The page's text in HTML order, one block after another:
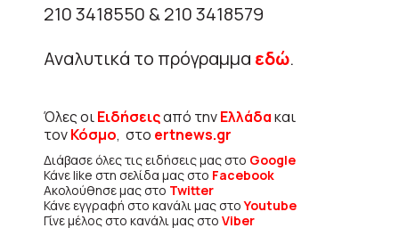
210 3418550 & 210 3418579
Αναλυτικά το πρόγραμμα εδώ.
Όλες οιΕιδήσειςαπό τηνΕλλάδακαι
τονΚόσμο, στο ertnews.gr
Διάβασε όλες τις ειδήσεις μας στο Google
Κάνε like στη σελίδα μας στο Facebook
Ακολούθησε μας στο Twitter
Κάνε εγγραφή στο κανάλι μας στοYoutube
Γίνε μέλος στο κανάλι μας στο Viber